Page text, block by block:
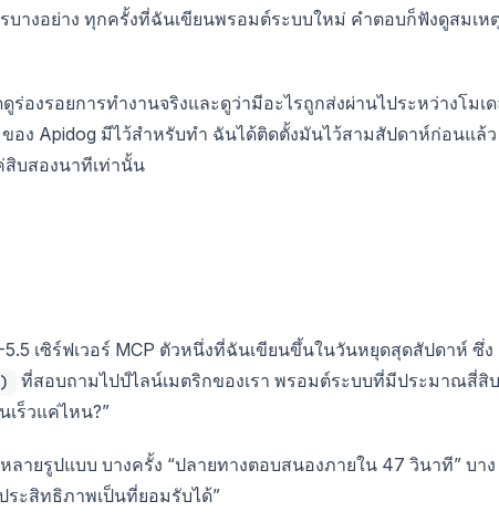
บางอย่าง ทุกครั้งที่ฉันเขียนพรอมต์ระบบใหม่ คำตอบก็ฟังดูสมเห
องรอยการทำงานจริงและดูว่ามีอะไรถูกส่งผ่านไประหว่างโมเ
อง Apidog มีไว้สำหรับทำ ฉันได้ติดตั้งมันไว้สามสัปดาห์ก่อนแล้ว
สิบสองนาทีเท่านั้น
5.5 เซิร์ฟเวอร์ MCP ตัวหนึ่งที่ฉันเขียนขึ้นในวันหยุดสุดสัปดาห์ ซึ่ง
ที่สอบถามไปป์ไลน์เมตริกของเรา พรอมต์ระบบที่มีประมาณสี่สิบ
เร็วแค่ไหน?”
ลายรูปแบบ บางครั้ง “ปลายทางตอบสนองภายใน 47 วินาที” บาง
ระสิทธิภาพเป็นที่ยอมรับได้”